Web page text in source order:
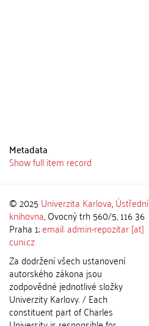
Metadata
Show full item record
© 2025 Univerzita Karlova,Ústřední
knihovna, Ovocný trh 560/5, 116 36
Praha 1;email: admin-repozitar [at]
cuni.cz
Za dodržení všech ustanovení
autorského zákona jsou
zodpovědné jednotlivé složky
Univerzity Karlovy. / Each
constituent part of Charles